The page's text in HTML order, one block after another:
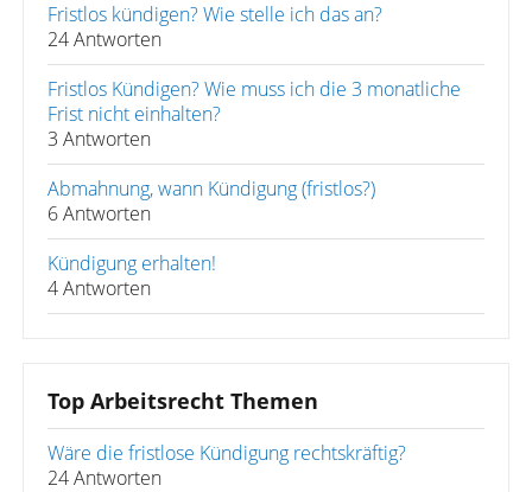
Fristlos kündigen? Wie stelle ich das an?
24 Antworten
Fristlos Kündigen? Wie muss ich die 3 monatliche
Frist nicht einhalten?
3 Antworten
Abmahnung, wann Kündigung (fristlos?)
6 Antworten
Kündigung erhalten!
4 Antworten
Top Arbeitsrecht Themen
Wäre die fristlose Kündigung rechtskräftig?
24 Antworten